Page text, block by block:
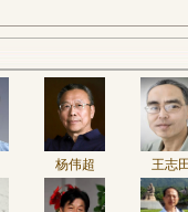
杨伟超 王志